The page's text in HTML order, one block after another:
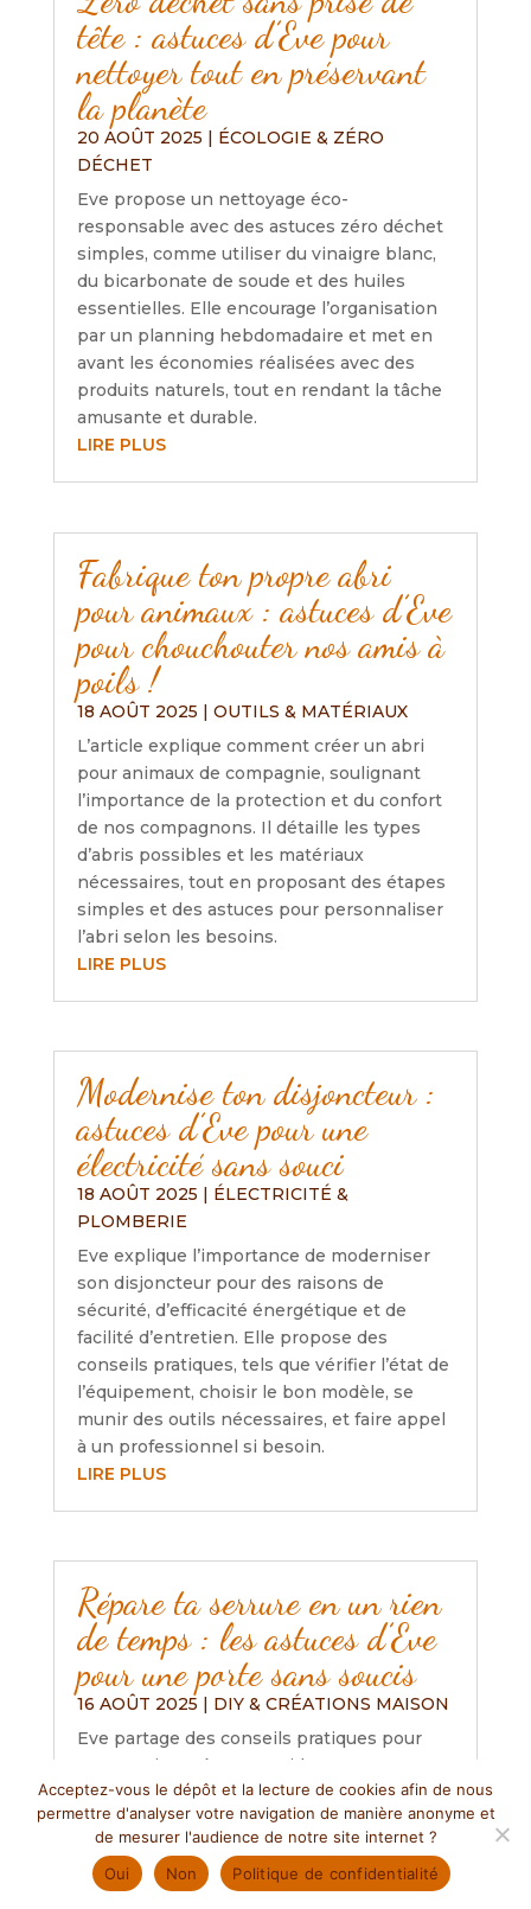
tête : astuces d’Eve pour
nettoyer tout en préservant
la planète
20 AOÛT 2025
ÉCOLOGIE & ZÉRO
DÉCHET
Eve propose un nettoyage éco-
responsable avec des astuces zéro déchet
simples, comme utiliser du vinaigre blanc,
du bicarbonate de soude et des huiles
essentielles. Elle encourage l’organisation
par un planning hebdomadaire et met en
avant les économies réalisées avec des
produits naturels, tout en rendant la tâche
amusante et durable.
LIRE PLUS
Fabrique ton propre abri
pour animaux : astuces d’Eve
pour chouchouter nos amis à
poils !
18 AOÛT 2025 | OUTILS & MATÉRIAUX
L’article explique comment créer un abri
pour animaux de compagnie, soulignant
l’importance de la protection et du confort
de nos compagnons. Il détaille les types
d’abris possibles et les matériaux
nécessaires, tout en proposant des étapes
simples et des astuces pour personnaliser
l’abri selon les besoins.
LIRE PLUS
Modernise ton disjoncteur :
astuces d’Eve pour une
électricité sans souci
18 AOÛT 2025 | ÉLECTRICITÉ &
PLOMBERIE
Eve explique l’importance de moderniser
son disjoncteur pour des raisons de
sécurité, d’efficacité énergétique et de
facilité d’entretien. Elle propose des
conseils pratiques, tels que vérifier l’état de
l’équipement, choisir le bon modèle, se
munir des outils nécessaires, et faire appel
à un professionnel si besoin.
LIRE PLUS
Répare ta serrure en un rien
de temps : les astuces d’Eve
pour une porte sans soucis
16 AOÛT 2025 | DIY & CRÉATIONS MAISON
Eve partage des conseils pratiques pour
entretenir et réparer rapidement une
serrure, soulignant l’importance de la
lubrification, l’ajustement des portes et le
nettoyage régulier. Elle encourage aussi à
consulter des ressources en ligne pour
Acceptez-vous le dépôt et la lecture de cookies afin de nous
permettre d'analyser votre navigation de manière anonyme et
de mesurer l'audience de notre site internet ?
Oui
Non Politique de confidentialité